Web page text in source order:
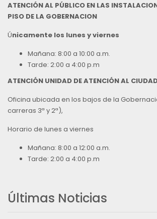
ATENCIÓN AL PÚBLICO EN LAS
PISO DE LA GOBERNACION
Únicamente los lunes y viernes
Mañana: 8:00 a 10:00 a.m.
Tarde: 2:00 a 4:00 p.m
ATENCIÓN UNIDAD DE ATENCIÓN AL
Oficina ubicada en los bajos de la
carreras 3ª y 2ª),
Horario de lunes a viernes
Mañana: 8:00 a 12:00 a.m.
Tarde: 2:00 a 4:00 p.m
Últimas Noticias